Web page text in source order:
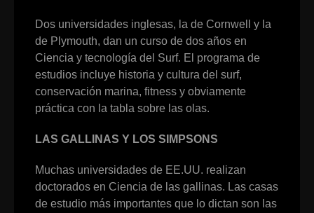
Dos universidades inglesas, la de Cornwell y la
de Plymouth, dan un curso de dos años en
Ciencia y tecnología del Surf. El programa de
estudios incluye historia y cultura del surf,
conservación marina, fitness y obviamente
práctica con la tabla sobre las olas.
LAS GALLINAS Y LOS SIMPSONS
Muchas universidades de EE.UU. realizan
doctorados en Ciencia de las gallinas. Las casas
de estudio más importantes que lo dictan son las